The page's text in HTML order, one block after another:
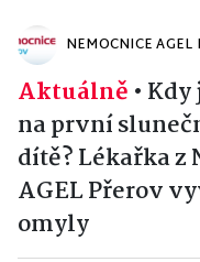
NEMOCNICE AGEL
Aktuálně • Kdy
na první
dítě? Lékařka z
AGEL Přerov
omyly